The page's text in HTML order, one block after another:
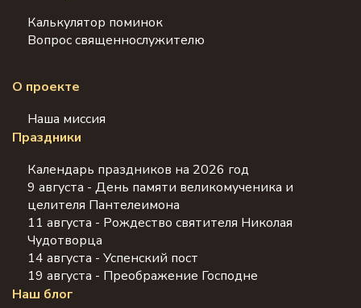
Калькулятор поминок
Вопрос священнослужителю
О проекте
Наша миссия
Праздники
Календарь праздников на 2026 год
9 августа - День памяти великомученика и
целителя Пантелеимона
11 августа - Рождество святителя Николая
Чудотворца
14 августа - Успенский пост
19 августа - Преображение Господне
Наш блог